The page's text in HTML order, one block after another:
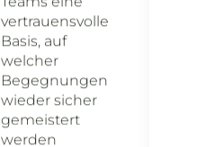
vertrauensvolle
Basis, auf
welcher
Begegnungen
wieder sicher
gemeistert
werden